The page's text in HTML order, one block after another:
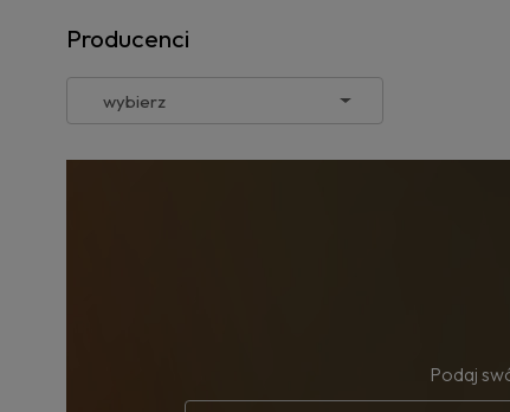
Producenci
Podaj